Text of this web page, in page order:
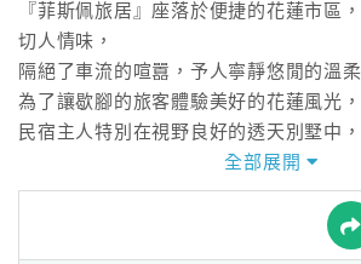
色
民
宿
球
『菲斯佩旅居』座落於便捷的花蓮市區
切人情味，
隔絕了車流的喧囂，予人寧靜悠閒的溫柔
為了讓歇腳的旅客體驗美好的花蓮風光，
民宿主人特別在視野良好的透天別墅中
期盼清晨的朝露、陽光與微風，洗淨您
待到夜幕低垂時，夜空中的星子閃爍著熠
伴您與三五好友暢談言歡，營造愜意甜
全部展開